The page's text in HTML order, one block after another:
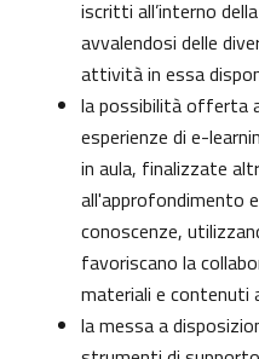
iscritti all’interno
avvalendosi delle
attività in essa
la possibilità offerta
esperienze di e-
in aula, finalizzate
all'approfondimento
conoscenze,
favoriscano la
materiali e contenuti
la messa a